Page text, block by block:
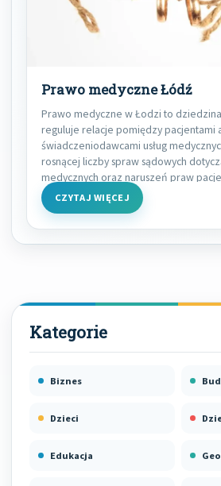
Prawo medyczne Łódź
Prawo medyczne w Łodzi to
reguluje relacje pomiędzy pacjentami
świadczeniodawcami usług
rosnącej liczby spraw sądowych
medycznych oraz naruszeń praw
CZYTAJ WIĘCEJ
Biznes
Dzieci
Edukacja